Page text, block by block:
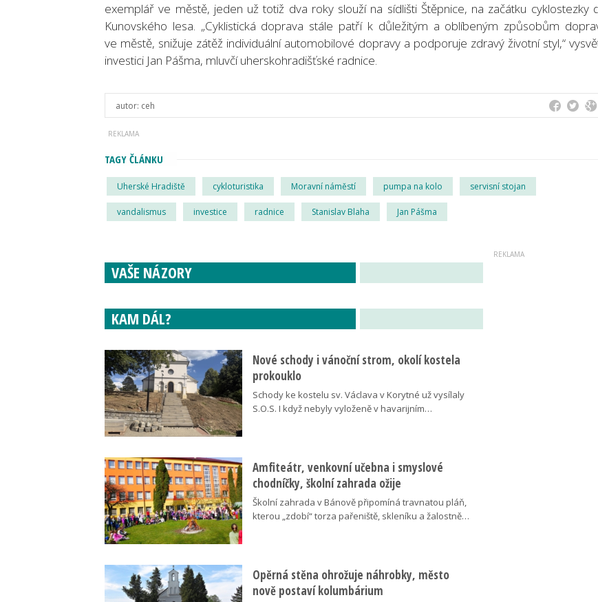
exemplář ve městě, jeden už totiž dva roky slouží na sídlišti Štěpnice, na začátku cyklostezky
Kunovského lesa. „Cyklistická doprava stále patří k důležitým a oblíbeným způsobům
ve městě, snižuje zátěž individuální automobilové dopravy a podporuje zdravý životní styl,“
investici Jan Pášma, mluvčí uherskohradišťské radnice.
autor: ceh
TAGY ČLÁNKU
Uherské Hradiště cykloturistika Moravní náměstí pumpa na kolo servisní stojan
vandalismus investice radnice Stanislav Blaha Jan Pášma
VAŠE NÁZORY
KAM DÁL?
Nové schody i vánoční strom, okolí kostela
prokouklo
Schody ke kostelu sv. Václava v Korytné už vysílaly
S.O.S. I když nebyly vyloženě v havarijním…
Amfiteátr, venkovní učebna i smyslové
chodníčky, školní zahrada ožije
Školní zahrada v Bánově připomíná travnatou pláň,
kterou „zdobí“ torza pařeniště, skleníku a žalostně…
Opěrná stěna ohrožuje náhrobky, město
nově postaví kolumbárium